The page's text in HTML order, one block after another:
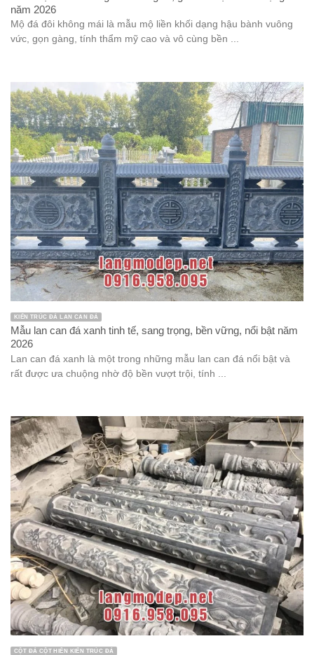
năm 2026
Mộ đá đôi không mái là mẫu mộ liền khối dạng hậu bành vuông
vức, gọn gàng, tính thẩm mỹ cao và vô cùng bền ...
KIẾN TRÚC ĐÁ LAN CAN ĐÁ
Mẫu lan can đá xanh tinh tế, sang trọng, bền vững, nổi bật năm
2026
Lan can đá xanh là một trong những mẫu lan can đá nổi bật và
rất được ưa chuộng nhờ độ bền vượt trội, tính ...
CỘT ĐÁ CỘT HIÊN KIẾN TRÚC ĐÁ